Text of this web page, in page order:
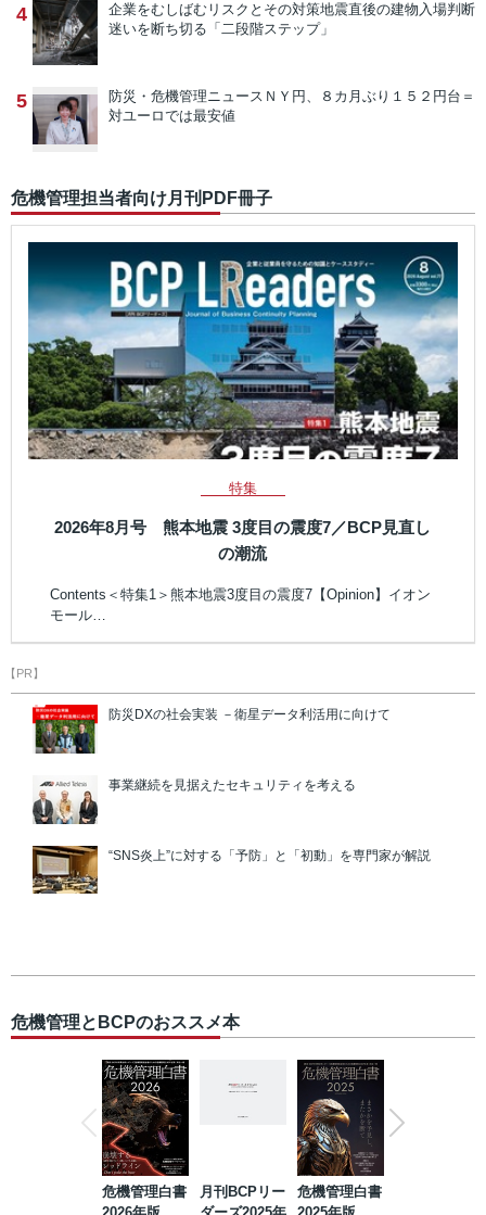
4 企業をむしばむリスクとその対策地震直後の建物入場判断
迷いを断ち切る「二段階ステップ」
5 防災・危機管理ニュース ＮＹ円、８カ月ぶり１５２円台＝
対ユーロでは最安値
危機管理担当者向け月刊PDF冊子
特集
2026年8月号 熊本地震 3度目の震度7／BCP見直し
の潮流
Contents＜特集1＞熊本地震3度目の震度7【Opinion】イオン
モール…
【PR】
防災DXの社会実装 －衛星データ利活用に向けて
事業継続を見据えたセキュリティを考える
“SNS炎上”に対する「予防」と「初動」を専門家が解説
危機管理とBCPのおススメ本
危機管理白書
月刊BCPリー
危機管理白書